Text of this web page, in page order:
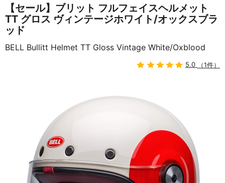
【セール】ブリット フルフェイスヘルメット
TT グロス ヴィンテージホワイト/オックスブラ
ッド
BELL Bullitt Helmet TT Gloss Vintage White/Oxblood
5.0 （1件）